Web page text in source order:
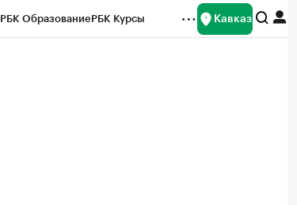
РБК ОбразованиеРБК Курсы Кавказ